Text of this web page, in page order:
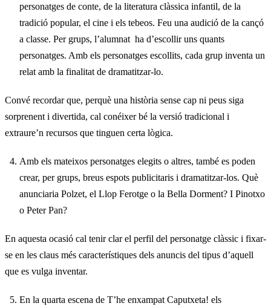
personatges de conte, de la literatura clàssica infantil, de la
tradició popular, el cine i els tebeos. Feu una audició de la cançó
a classe. Per grups, l’alumnat ha d’escollir uns quants
personatges. Amb els personatges escollits, cada grup inventa un
relat amb la finalitat de dramatitzar-lo.
Convé recordar que, perquè una història sense cap ni peus siga
sorprenent i divertida, cal conéixer bé la versió tradicional i
extraure’n recursos que tinguen certa lògica.
Amb els mateixos personatges elegits o altres, també es poden
crear, per grups, breus espots publicitaris i dramatitzar-los. Què
anunciaria Polzet, el Llop Ferotge o la Bella Dorment? I Pinotxo
o Peter Pan?
En aquesta ocasió cal tenir clar el perfil del personatge clàssic i fixar-
se en les claus més característiques dels anuncis del tipus d’aquell
que es vulga inventar.
En la quarta escena de T’he enxampat Caputxeta! els